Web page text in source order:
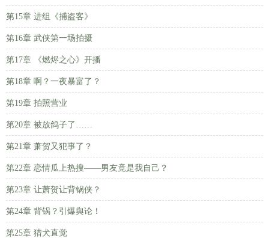
第15章 进组《捕盗客》
第16章 武侠第一场拍摄
第17章 《燃烬之心》开播
第18章 啊？一夜暴富了？
第19章 拍照营业
第20章 被放鸽子了……
第21章 萧贺又犯事了？
第22章 恋情瓜上热搜——男友竟是我自己？
第23章 让萧贺让背锅侠？
第24章 背锅？引爆舆论！
第25章 猎犬直觉